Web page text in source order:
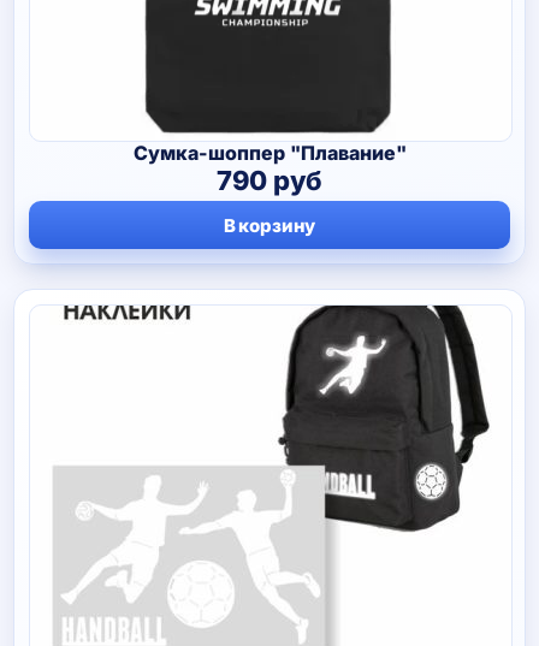
Сумка-шоппер "Плавание"
790 руб
В корзину